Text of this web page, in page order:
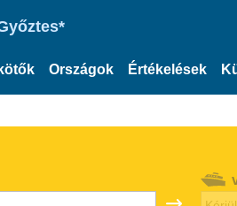
Országok Értékelések